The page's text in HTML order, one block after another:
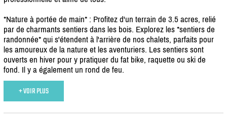
*Nature à portée de main* : Profitez d'un terrain de 3.5 acres, relié
par de charmants sentiers dans les bois. Explorez les *sentiers de
randonnée* qui s'étendent à l'arrière de nos chalets, parfaits pour
les amoureux de la nature et les aventuriers. Les sentiers sont
ouverts en hiver pour y pratiquer du fat bike, raquette ou ski de
fond. Il y a également un rond de feu.
+ VOIR PLUS